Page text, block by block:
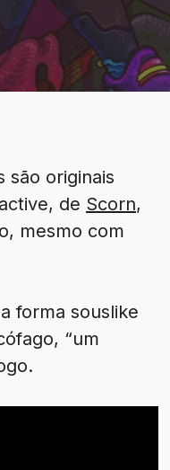
são originais
de Scorn,
mesmo com
forma souslike
“um